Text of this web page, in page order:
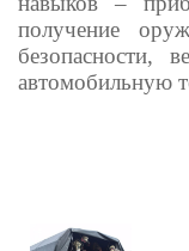
получение
безопасности,
автомобильную